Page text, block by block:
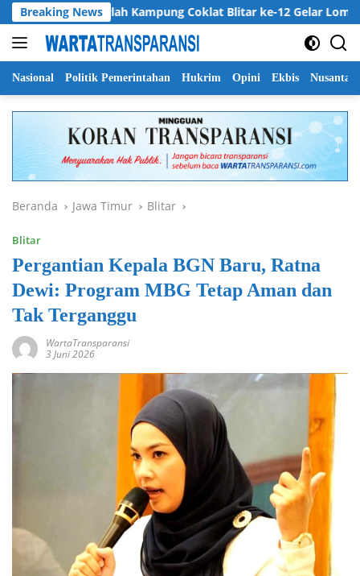
Langsung
ke
konten
Breaking News
Harlah Kampung Coklat Blitar ke-12 Gelar Lomba
Nasional Politik Pemerintahan Hukrim Opini Ekbis Nusantara
Beranda Jawa Timur Blitar
Blitar
Pergantian Kepala BGN Baru, Ratna
Dewi: Program MBG Tetap Aman dan
Tak Terganggu
WartaTransparansi
3 Juni 2026